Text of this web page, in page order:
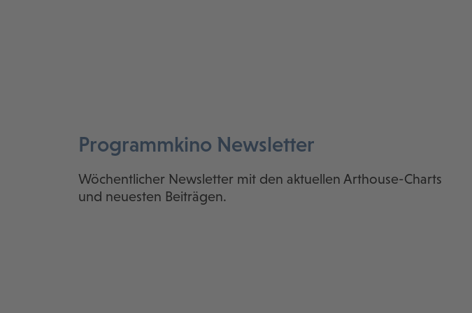
Programmkino Newsletter
Wöchentlicher Newsletter mit den aktuellen Arthouse-Charts
und neuesten Beiträgen.